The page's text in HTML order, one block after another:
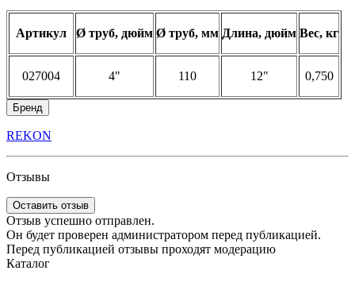
Артикул Ø труб, дюйм Ø труб, мм Длина, дюйм Вес, кг
027004 4" 110 12" 0,750
Бренд
REKON
Отзывы
Оставить отзыв
Отзыв успешно отправлен.
Он будет проверен администратором перед публикацией.
Перед публикацией отзывы проходят модерацию
Каталог